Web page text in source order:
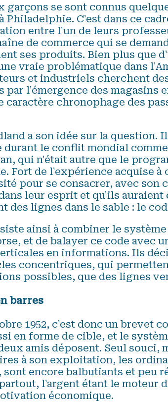
garçons se sont connus
Philadelphie. C'est dans ce
entre l'un de leurs
de commerce qui se
ses produits. Bien plus que
vraie problématique dans
et industriels cherchent
par l'émergence des
caractère chronophage des
a son idée sur la question.
le conflit mondial
qui n'était autre que le
Fort de l'expérience acquise
pour se consacrer, avec son
leur esprit et qu'ils auraient
des lignes dans le sable : le
ainsi à combiner le
et de balayer ce code avec
en informations. Ils
concentriques, qui
possibles, que des lignes
barres
1952, c'est donc un brevet
en forme de cible, et le
amis déposent. Seul souci,
à son exploitation, les
sont encore balbutiants et peu
l'argent étant le moteur
économique.